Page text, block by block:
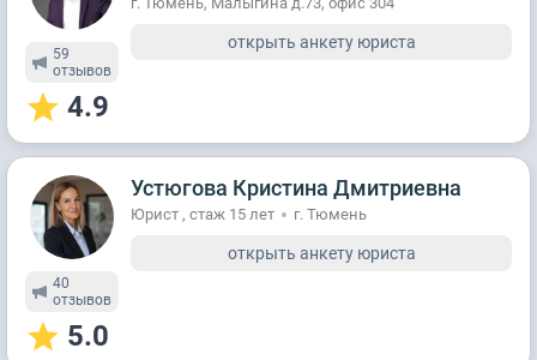
59
отзывов
4.9
открыть анкету юриста
40
отзывов
5.0
Устюгова Кристина Дмитриевна
Юрист , стаж 15 лет г. Тюмень
открыть анкету юриста